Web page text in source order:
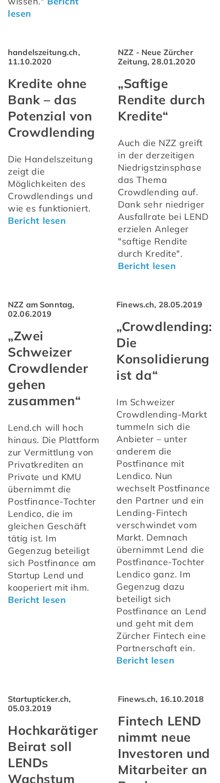
lesen
handelszeitung.ch,
11.10.2020
Kredite ohne
Bank – das
Potenzial von
Crowdlending
Die Handelszeitung
zeigt die
Möglichkeiten des
Crowdlendings und
Bericht lesen
NZZ - Neue Zürcher
Zeitung, 28.01.2020
„Saftige
Rendite durch
Kredite“
Auch die NZZ greift
in der derzeitigen
Niedrigstzinsphase
das Thema
Crowdlending auf.
Dank sehr niedriger
Ausfallrate bei LEND
erzielen Anleger
"saftige Rendite
Bericht lesen
NZZ am Sonntag,
02.06.2019
„Zwei
Schweizer
Crowdlender
gehen
zusammen“
Lend.ch will hoch
hinaus. Die Plattform
zur Vermittlung von
Privatkrediten an
Private und KMU
übernimmt die
Postfinance-Tochter
Lendico, die im
gleichen Geschäft
tätig ist. Im
Gegenzug beteiligt
sich Postfinance am
Startup Lend und
Bericht lesen
Finews.ch, 28.05.2019
„Crowdlending:
Die
Konsolidierung
ist da“
Im Schweizer
Crowdlending-Markt
tummeln sich die
Anbieter – unter
anderem die
Postfinance mit
Lendico. Nun
wechselt Postfinance
den Partner und ein
Lending-Fintech
verschwindet vom
Markt. Demnach
übernimmt Lend die
Postfinance-Tochter
Lendico ganz. Im
Gegenzug dazu
beteiligt sich
Postfinance an Lend
und geht mit dem
Zürcher Fintech eine
Bericht lesen
Startupticker.ch,
05.03.2019
Hochkarätiger
Beirat soll
LENDs
Wachstum
Finews.ch, 16.10.2018
Fintech LEND
nimmt neue
Investoren und
Mitarbeiter an